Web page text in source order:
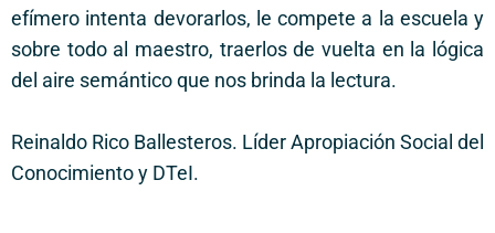
efímero intenta devorarlos, le compete a la escuela y
sobre todo al maestro, traerlos de vuelta en la lógica
del aire semántico que nos brinda la lectura.
Reinaldo Rico Ballesteros. Líder Apropiación Social del
Conocimiento y DTeI.